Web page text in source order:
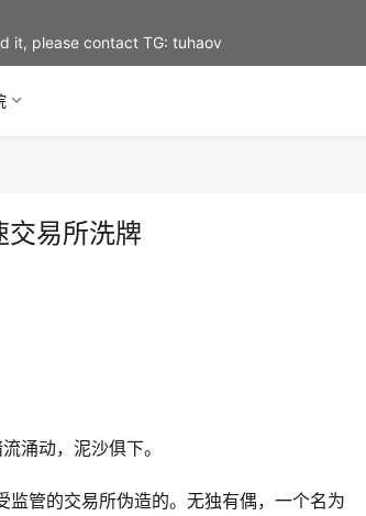
交易所洗牌
涌动，泥沙俱下。
管的交易所伪造的。无独有偶，一个名为
it, please contact TG: tuhaov